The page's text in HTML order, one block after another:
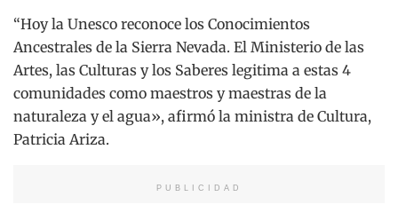
“Hoy la Unesco reconoce los Conocimientos
Ancestrales de la Sierra Nevada. El Ministerio de las
Artes, las Culturas y los Saberes legitima a estas 4
comunidades como maestros y maestras de la
naturaleza y el agua», afirmó la ministra de Cultura,
Patricia Ariza.
PUBLICIDAD